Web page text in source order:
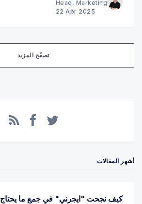
Head, Marketing
22 Apr 2025
تصفّح المزيد
أشهر المقالات
كيف نجحت "ايجرني" في جمع ما يحتاج